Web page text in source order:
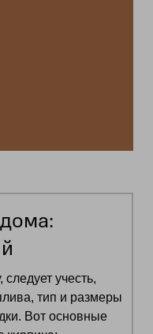
учесть,
тип и размеры
Вот основные